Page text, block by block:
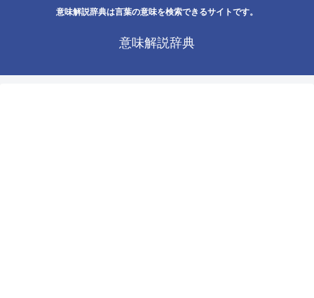
意味解説辞典は言葉の意味を検索できるサイトです。
意味解説辞典